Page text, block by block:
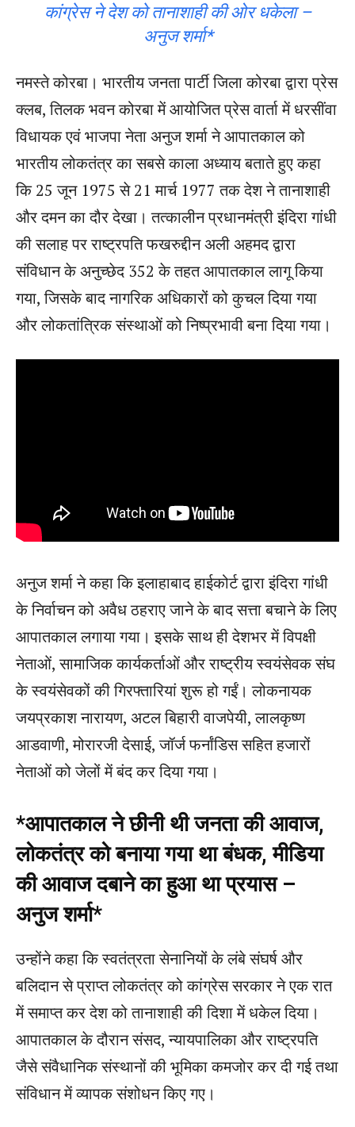
कांग्रेस ने देश को तानाशाही की ओर धकेला –
अनुज शर्मा*
नमस्ते कोरबा। भारतीय जनता पार्टी जिला कोरबा द्वारा प्रेस
क्लब, तिलक भवन कोरबा में आयोजित प्रेस वार्ता में धरसींवा
विधायक एवं भाजपा नेता अनुज शर्मा ने आपातकाल को
भारतीय लोकतंत्र का सबसे काला अध्याय बताते हुए कहा
कि 25 जून 1975 से 21 मार्च 1977 तक देश ने तानाशाही
और दमन का दौर देखा। तत्कालीन प्रधानमंत्री इंदिरा गांधी
की सलाह पर राष्ट्रपति फखरुद्दीन अली अहमद द्वारा
संविधान के अनुच्छेद 352 के तहत आपातकाल लागू किया
गया, जिसके बाद नागरिक अधिकारों को कुचल दिया गया
और लोकतांत्रिक संस्थाओं को निष्प्रभावी बना दिया गया।
अनुज शर्मा ने कहा कि इलाहाबाद हाईकोर्ट द्वारा इंदिरा गांधी
के निर्वाचन को अवैध ठहराए जाने के बाद सत्ता बचाने के लिए
आपातकाल लगाया गया। इसके साथ ही देशभर में विपक्षी
नेताओं, सामाजिक कार्यकर्ताओं और राष्ट्रीय स्वयंसेवक संघ
के स्वयंसेवकों की गिरफ्तारियां शुरू हो गईं। लोकनायक
जयप्रकाश नारायण, अटल बिहारी वाजपेयी, लालकृष्ण
आडवाणी, मोरारजी देसाई, जॉर्ज फर्नांडिस सहित हजारों
नेताओं को जेलों में बंद कर दिया गया।
*आपातकाल ने छीनी थी जनता की आवाज,
लोकतंत्र को बनाया गया था बंधक, मीडिया
की आवाज दबाने का हुआ था प्रयास –
अनुज शर्मा*
उन्होंने कहा कि स्वतंत्रता सेनानियों के लंबे संघर्ष और
बलिदान से प्राप्त लोकतंत्र को कांग्रेस सरकार ने एक रात
में समाप्त कर देश को तानाशाही की दिशा में धकेल दिया।
आपातकाल के दौरान संसद, न्यायपालिका और राष्ट्रपति
जैसे संवैधानिक संस्थानों की भूमिका कमजोर कर दी गई तथा
संविधान में व्यापक संशोधन किए गए।